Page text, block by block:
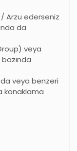
Arzu ederseniz
da
veya
veya benzeri
konaklama